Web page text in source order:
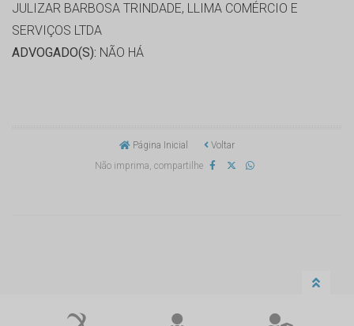
JULIZAR BARBOSA TRINDADE, LLIMA COMÉRCIO E
SERVIÇOS LTDA
ADVOGADO(S): NÃO HÁ
Página Inicial
Voltar
Não imprima, compartilhe